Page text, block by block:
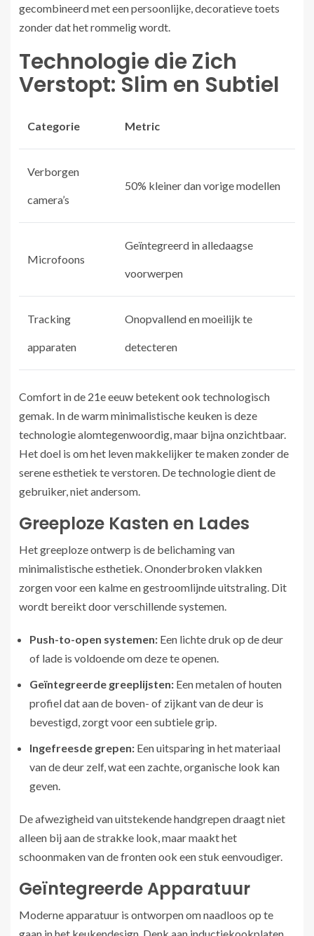
gecombineerd met een persoonlijke, decoratieve toets
zonder dat het rommelig wordt.
Technologie die Zich
Verstopt: Slim en Subtiel
Categorie Metric
Verborgen
camera’s
50% kleiner dan vorige modellen
Microfoons
Geïntegreerd in alledaagse
voorwerpen
Tracking
apparaten
Onopvallend en moeilijk te
detecteren
Comfort in de 21e eeuw betekent ook technologisch
gemak. In de warm minimalistische keuken is deze
technologie alomtegenwoordig, maar bijna onzichtbaar.
Het doel is om het leven makkelijker te maken zonder de
serene esthetiek te verstoren. De technologie dient de
gebruiker, niet andersom.
Greeploze Kasten en Lades
Het greeploze ontwerp is de belichaming van
minimalistische esthetiek. Ononderbroken vlakken
zorgen voor een kalme en gestroomlijnde uitstraling. Dit
wordt bereikt door verschillende systemen.
Push-to-open systemen: Een lichte druk op de deur
of lade is voldoende om deze te openen.
Geïntegreerde greeplijsten: Een metalen of houten
profiel dat aan de boven- of zijkant van de deur is
bevestigd, zorgt voor een subtiele grip.
Ingefreesde grepen: Een uitsparing in het materiaal
van de deur zelf, wat een zachte, organische look kan
geven.
De afwezigheid van uitstekende handgrepen draagt niet
alleen bij aan de strakke look, maar maakt het
schoonmaken van de fronten ook een stuk eenvoudiger.
Geïntegreerde Apparatuur
Moderne apparatuur is ontworpen om naadloos op te